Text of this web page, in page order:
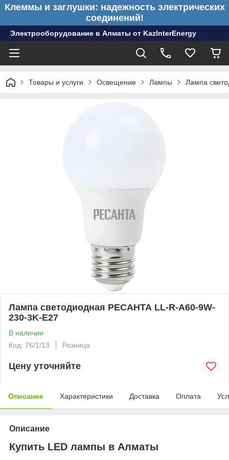
Клеммы и заглушки: надежность электрических
соединений!
Электрооборудование в Алматы от KazInterEnergy
Товары и услуги Освещение Лампы Лампа
Лампа светодиодная РЕСАНТА LL-R-A60-9W-
230-3K-E27
В наличии
Код: 76/1/13
Розница
Цену уточняйте
Описание Характеристики Доставка Оплата
Описание
Купить LED лампы в Алматы